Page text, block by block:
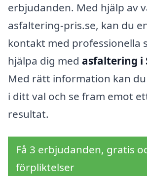
erbjudanden. Med hjälp av
asfaltering-pris.se, kan du
kontakt med professionella
hjälpa dig med asfaltering i
Med rätt information kan
i ditt val och se fram emot
resultat.
Få 3 erbjudanden, gratis
förpliktelser